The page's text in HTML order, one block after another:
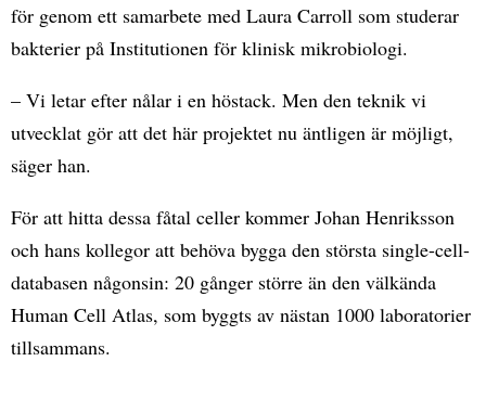
för genom ett samarbete med Laura Carroll som studerar
bakterier på Institutionen för klinisk mikrobiologi.
– Vi letar efter nålar i en höstack. Men den teknik vi
utvecklat gör att det här projektet nu äntligen är möjligt,
säger han.
För att hitta dessa fåtal celler kommer Johan Henriksson
och hans kollegor att behöva bygga den största single-cell-
databasen någonsin: 20 gånger större än den välkända
Human Cell Atlas, som byggts av nästan 1000 laboratorier
tillsammans.